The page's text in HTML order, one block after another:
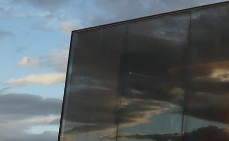
30_CarTeck_GSW_40-L_Ohne_Sicke